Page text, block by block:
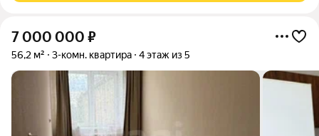
7 000 000 ₽
56,2 м² 3-комн. квартира 4 этаж из 5